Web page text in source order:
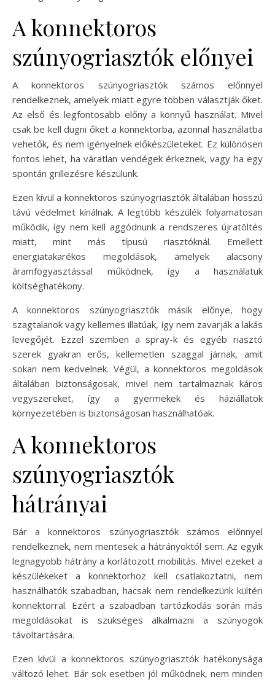
A konnektoros
szúnyogriasztók előnyei
A konnektoros szúnyogriasztók számos előnnyel
rendelkeznek, amelyek miatt egyre többen választják őket.
Az első és legfontosabb előny a könnyű használat. Mivel
csak be kell dugni őket a konnektorba, azonnal használatba
vehetők, és nem igényelnek előkészületeket. Ez különösen
fontos lehet, ha váratlan vendégek érkeznek, vagy ha egy
spontán grillezésre készülünk.
Ezen kívül a konnektoros szúnyogriasztók általában hosszú
távú védelmet kínálnak. A legtöbb készülék folyamatosan
működik, így nem kell aggódnunk a rendszeres újratöltés
miatt, mint más típusú riasztóknál. Emellett
energiatakarékos megoldások, amelyek alacsony
áramfogyasztással működnek, így a használatuk
költséghatékony.
A konnektoros szúnyogriasztók másik előnye, hogy
szagtalanok vagy kellemes illatúak, így nem zavarják a lakás
levegőjét. Ezzel szemben a spray-k és egyéb riasztó
szerek gyakran erős, kellemetlen szaggal járnak, amit
sokan nem kedvelnek. Végül, a konnektoros megoldások
általában biztonságosak, mivel nem tartalmaznak káros
vegyszereket, így a gyermekek és háziállatok
környezetében is biztonságosan használhatóak.
A konnektoros
szúnyogriasztók
hátrányai
Bár a konnektoros szúnyogriasztók számos előnnyel
rendelkeznek, nem mentesek a hátrányoktól sem. Az egyik
legnagyobb hátrány a korlátozott mobilitás. Mivel ezeket a
készülékeket a konnektorhoz kell csatlakoztatni, nem
használhatók szabadban, hacsak nem rendelkezünk kültéri
konnektorral. Ezért a szabadban tartózkodás során más
megoldásokat is szükséges alkalmazni a szúnyogok
távoltartására.
Ezen kívül a konnektoros szúnyogriasztók hatékonysága
változó lehet. Bár sok esetben jól működnek, nem minden